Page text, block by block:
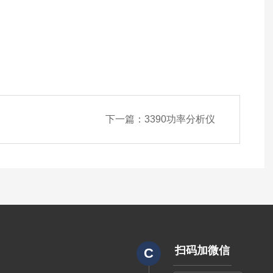
下一篇： 3390功率分析仪
C 扫码加微信